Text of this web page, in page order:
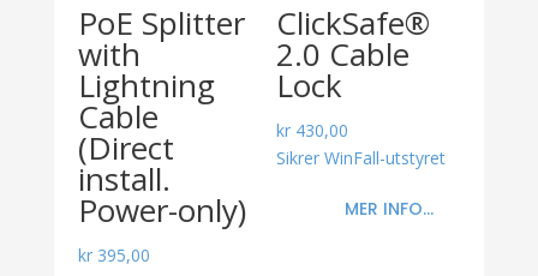
PoE Splitter
with
Lightning
Cable
(Direct
install.
Power-only)
kr395,00
ClickSafe®
2.0 Cable
Lock
kr 430,00
Sikrer WinFall-utstyret
MER INFO...